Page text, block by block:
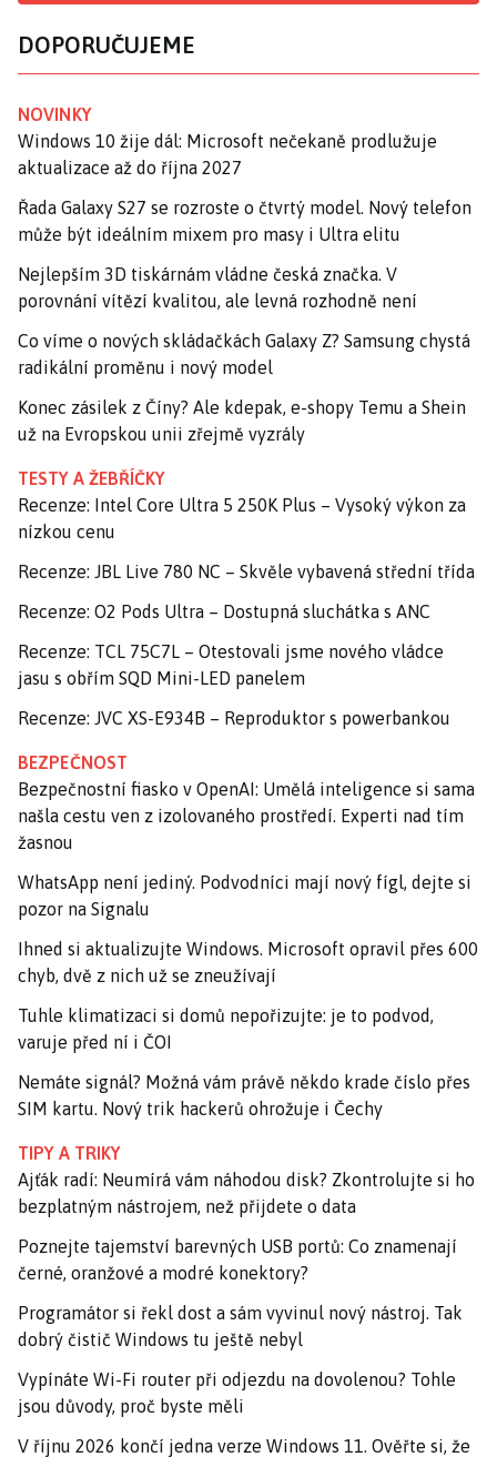
DOPORUČUJEME
NOVINKY
Windows 10 žije dál: Microsoft nečekaně prodlužuje
aktualizace až do října 2027
Řada Galaxy S27 se rozroste o čtvrtý model. Nový telefon
může být ideálním mixem pro masy i Ultra elitu
Nejlepším 3D tiskárnám vládne česká značka. V
porovnání vítězí kvalitou, ale levná rozhodně není
Co víme o nových skládačkách Galaxy Z? Samsung chystá
radikální proměnu i nový model
Konec zásilek z Číny? Ale kdepak, e-shopy Temu a Shein
už na Evropskou unii zřejmě vyzrály
TESTY A ŽEBŘÍČKY
Recenze: Intel Core Ultra 5 250K Plus – Vysoký výkon za
nízkou cenu
Recenze: JBL Live 780 NC – Skvěle vybavená střední třída
Recenze: O2 Pods Ultra – Dostupná sluchátka s ANC
Recenze: TCL 75C7L – Otestovali jsme nového vládce
jasu s obřím SQD Mini-LED panelem
Recenze: JVC XS-E934B – Reproduktor s powerbankou
BEZPEČNOST
Bezpečnostní fiasko v OpenAI: Umělá inteligence si sama
našla cestu ven z izolovaného prostředí. Experti nad tím
žasnou
WhatsApp není jediný. Podvodníci mají nový fígl, dejte si
pozor na Signalu
Ihned si aktualizujte Windows. Microsoft opravil přes 600
chyb, dvě z nich už se zneužívají
Tuhle klimatizaci si domů nepořizujte: je to podvod,
varuje před ní i ČOI
Nemáte signál? Možná vám právě někdo krade číslo přes
SIM kartu. Nový trik hackerů ohrožuje i Čechy
TIPY A TRIKY
Ajťák radí: Neumírá vám náhodou disk? Zkontrolujte si ho
bezplatným nástrojem, než přijdete o data
Poznejte tajemství barevných USB portů: Co znamenají
černé, oranžové a modré konektory?
Programátor si řekl dost a sám vyvinul nový nástroj. Tak
dobrý čistič Windows tu ještě nebyl
Vypínáte Wi-Fi router při odjezdu na dovolenou? Tohle
jsou důvody, proč byste měli
V říjnu 2026 končí jedna verze Windows 11. Ověřte si, že